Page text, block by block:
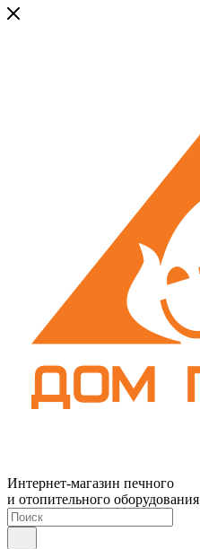
Интернет-магазин печного
и отопительного оборудования